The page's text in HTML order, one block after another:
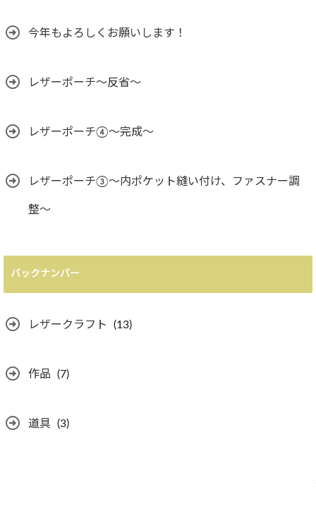
今年もよろしくお願いします！
レザーポーチ～反省～
レザーポーチ④～完成～
レザーポーチ③〜内ポケット縫い付け、ファスナー調
整〜
バックナンバー
レザークラフト (13)
作品 (7)
道具 (3)